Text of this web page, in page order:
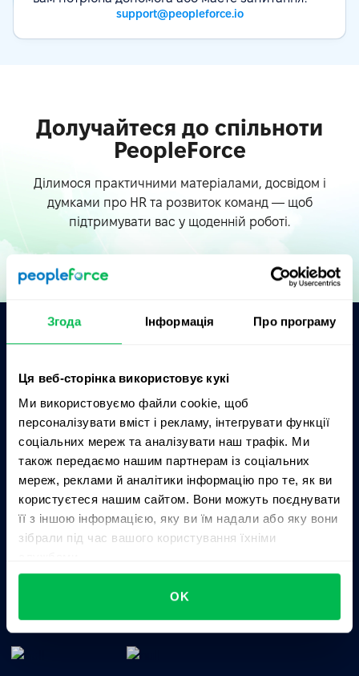
Згода Інформація Про програму
Ця веб-сторінка використовує кукі
Ми використовуємо файли cookie, щоб
персоналізувати вміст і рекламу, інтегрувати функції
соціальних мереж та аналізувати наш трафік. Ми
також передаємо нашим партнерам із соціальних
мереж, реклами й аналітики інформацію про те, як ви
користуєтеся нашим сайтом. Вони можуть поєднувати
її з іншою інформацією, яку ви їм надали або яку вони
зібрали під час вашого користування їхніми
OK
support@peopleforce.io
Долучайтеся до спільноти
PeopleForce
Ділимося практичними матеріалами, досвідом і
думками про HR та розвиток команд — щоб
підтримувати вас у щоденній роботі.
ChatGPT
Claude Perplexity
Business driven. People focused.
часом, ефективністю та культурою компанії.